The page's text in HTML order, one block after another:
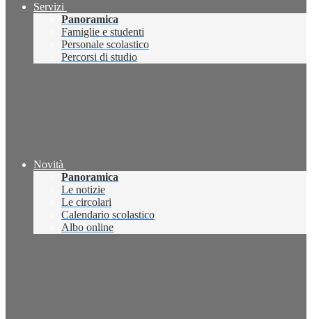
Servizi
Panoramica
Famiglie e studenti
Personale scolastico
Percorsi di studio
Novità
Panoramica
Le notizie
Le circolari
Calendario scolastico
Albo online